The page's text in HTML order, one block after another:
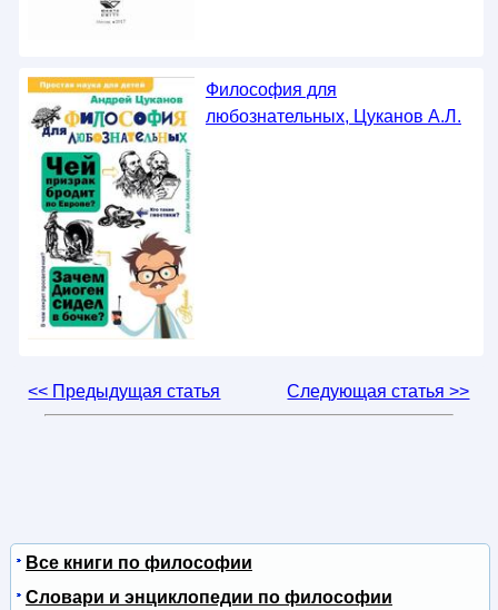
Философия для
любознательных, Цуканов А.Л.
<< Предыдущая статья Следующая статья >>
Все книги по философии
Словари и энциклопедии по философии